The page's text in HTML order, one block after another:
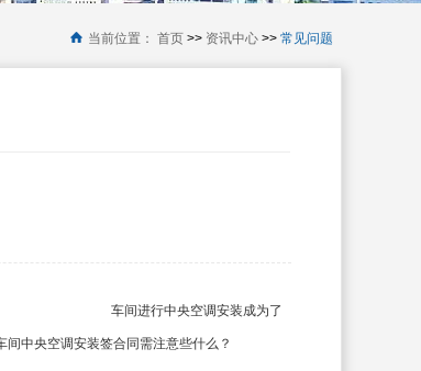
当前位置： 首页 >> 资讯中心 >> 常见问题
车间进行中央空调安装成为了
中央空调安装签合同需注意些什么？